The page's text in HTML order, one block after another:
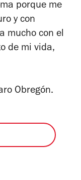
porque me
y con
mucho con el
de mi vida,
Obregón.